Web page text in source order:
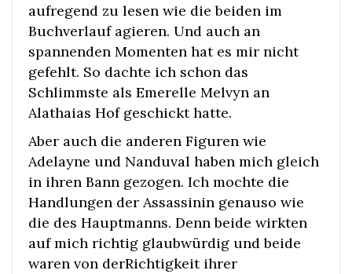
aufregend zu lesen wie die beiden im
Buchverlauf agieren. Und auch an
spannenden Momenten hat es mir nicht
gefehlt. So dachte ich schon das
Schlimmste als Emerelle Melvyn an
Alathaias Hof geschickt hatte.
Aber auch die anderen Figuren wie
Adelayne und Nanduval haben mich gleich
in ihren Bann gezogen. Ich mochte die
Handlungen der Assassinin genauso wie
die des Hauptmanns. Denn beide wirkten
auf mich richtig glaubwürdig und beide
waren von derRichtigkeit ihrer